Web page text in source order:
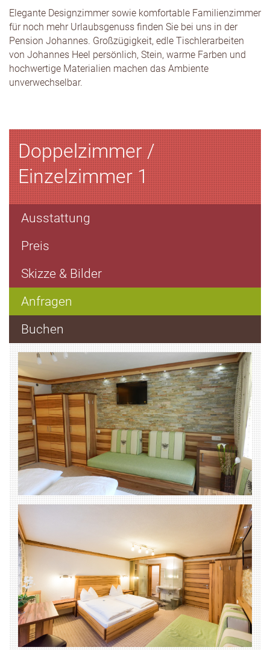
Elegante Designzimmer sowie komfortable Familienzimmer
für noch mehr Urlaubsgenuss finden Sie bei uns in der
Pension Johannes. Großzügigkeit, edle Tischlerarbeiten
von Johannes Heel persönlich, Stein, warme Farben und
hochwertige Materialien machen das Ambiente
unverwechselbar.
Doppelzimmer /
Einzelzimmer 1
Ausstattung
Preis
Skizze & Bilder
Anfragen
Buchen